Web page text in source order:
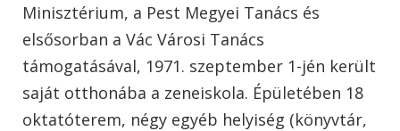
Minisztérium, a Pest Megyei Tanács és
elsősorban a Vác Városi Tanács
támogatásával, 1971. szeptember 1-jén került
saját otthonába a zeneiskola. Épületében 18
oktatóterem, négy egyéb helyiség (könyvtár,